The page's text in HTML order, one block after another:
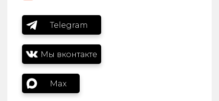
Telegram
Мы вконтакте
Max